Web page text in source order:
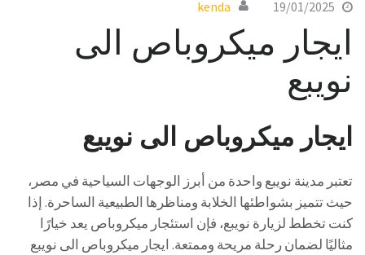
19/01/2025
kenda
ايجار ميكروباص الى
نويبع
ايجار ميكروباص الى نويبع
تعتبر مدينة نويبع واحدة من أبرز الوجهات السياحية في مصر،
حيث تتميز بشواطئها الخلابة ومناظرها الطبيعية الساحرة. إذا
كنت تخطط لزيارة نويبع، فإن استئجار ميكروباص يعد خيارًا
مثاليًا لضمان رحلة مريحة وممتعة. ايجار ميكروباص الى نويبع